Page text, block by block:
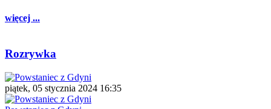
więcej ...
Rozrywka
piątek, 05 stycznia 2024 16:35